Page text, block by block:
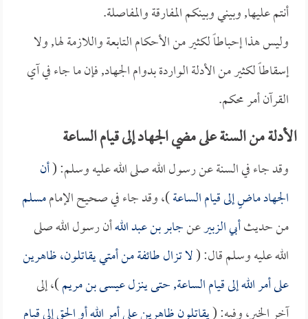
أنتم عليها, وبيني وبينكم المفارقة والمفاصلة.
وليس هذا إحباطاً لكثير من الأحكام التابعة واللازمة لها, ولا
إسقاطاً لكثير من الأدلة الواردة بدوام الجهاد, فإن ما جاء في آي
القرآن أمر محكم.
الأدلة من السنة على مضي الجهاد إلى قيام الساعة
وقد جاء في السنة عن رسول الله صلى الله عليه وسلم: (أن
الجهاد ماضٍ إلى قيام الساعة)، وقد جاء في صحيح الإماممسلم
من حديثأبي الزبيرعنجابر بن عبد اللهأن رسول الله صلى
الله عليه وسلم قال: (لا تزال طائفة من أمتي يقاتلون، ظاهرين
على أمر الله إلى قيام الساعة, حتى ينزل عيسى بن مريم)، إلى